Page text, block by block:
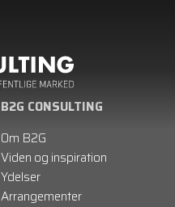
B2G CONSULTING
Om B2G
Viden og inspiration
Ydelser
Arrangementer